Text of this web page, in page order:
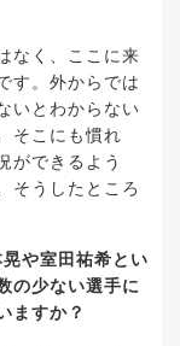
なく、ここに来
す。外からでは
いとわからない
そこにも慣れ
ができるよう
そうしたところ
や室田祐希とい
の少ない選手に
ますか？